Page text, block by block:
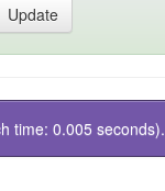
time: 0.005 seconds).